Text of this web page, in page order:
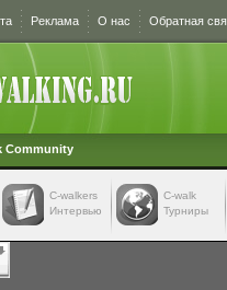
Реклама О нас Обратная
Community
C-walkers
Интервью
С-walk
Турниры